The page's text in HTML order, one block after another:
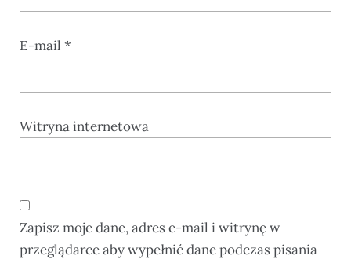
E-mail *
Witryna internetowa
Zapisz moje dane, adres e-mail i witrynę w
przeglądarce aby wypełnić dane podczas pisania